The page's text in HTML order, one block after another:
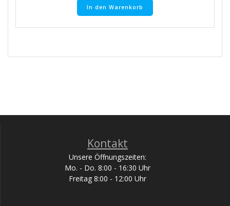
In den Warenkorb
Kontakt
Unsere Öffnungszeiten:
Mo. - Do. 8:00 - 16:30 Uhr
Freitag 8:00 - 12:00 Uhr